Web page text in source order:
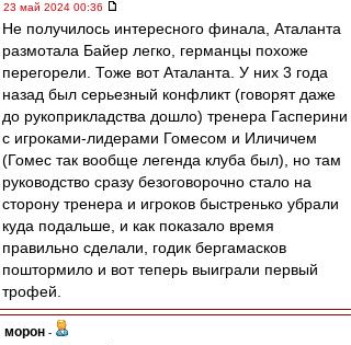
23 май 2024 00:36
Не получилось интересного финала, Аталанта
размотала Байер легко, германцы похоже
перегорели. Тоже вот Аталанта. У них 3 года
назад был серьезный конфликт (говорят даже
до рукоприкладства дошло) тренера Гасперини
с игроками-лидерами Гомесом и Иличичем
(Гомес так вообще легенда клуба был), но там
руководство сразу безоговорочно стало на
сторону тренера и игроков быстренько убрали
куда подальше, и как показало время
правильно сделали, годик бергамасков
поштормило и вот теперь выиграли первый
трофей.
морон -